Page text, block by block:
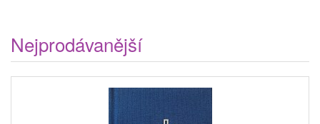
Nejprodávanější